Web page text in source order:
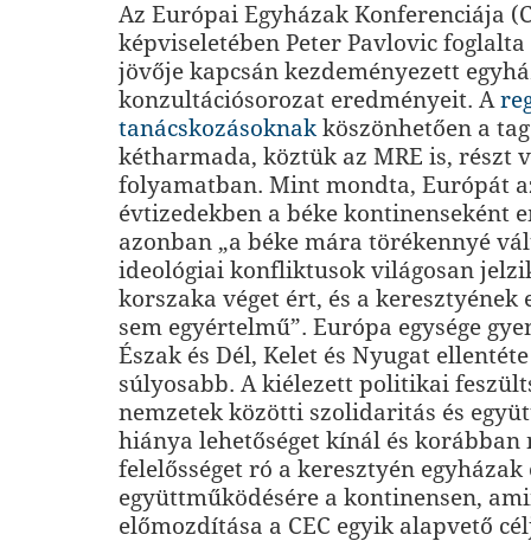
Az Európai Egyházak Konferenciája
képviseletében Peter Pavlovic foglalta
jövője kapcsán kezdeményezett
konzultációsorozat eredményeit. A
tanácskozásoknakköszönhetően a
kétharmada, köztük az MRE is, részt
folyamatban. Mint mondta, Európát
évtizedekben a béke kontinenseként
azonban „a béke mára törékennyé
ideológiai konfliktusok világosan
korszaka véget ért, és a keresztyének
sem egyértelmű”. Európa egysége
Észak és Dél, Kelet és Nyugat
súlyosabb. A kiélezett politikai
nemzetek közötti szolidaritás és
hiánya lehetőséget kínál és korábban
felelősséget ró a keresztyén
együttműködésére a kontinensen,
előmozdítása a CEC egyik alapvető